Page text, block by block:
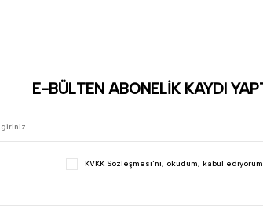
E-BÜLTEN ABONELİK KAYDI
KVKK Sözleşmesi'ni, okudum, kabul